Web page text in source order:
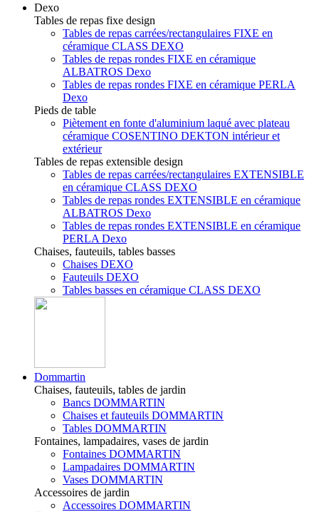
Dexo
Tables de repas fixe design
Tables de repas carrées/rectangulaires FIXE en
céramique CLASS DEXO
Tables de repas rondes FIXE en céramique
ALBATROS Dexo
Tables de repas rondes FIXE en céramique PERLA
Dexo
Pieds de table
Piètement en fonte d'aluminium laqué avec plateau
céramique COSENTINO DEKTON intérieur et
extérieur
Tables de repas extensible design
Tables de repas carrées/rectangulaires EXTENSIBLE
en céramique CLASS DEXO
Tables de repas rondes EXTENSIBLE en céramique
ALBATROS Dexo
Tables de repas rondes EXTENSIBLE en céramique
PERLA Dexo
Chaises, fauteuils, tables basses
Chaises DEXO
Fauteuils DEXO
Tables basses en céramique CLASS DEXO
Dommartin
Chaises, fauteuils, tables de jardin
Bancs DOMMARTIN
Chaises et fauteuils DOMMARTIN
Tables DOMMARTIN
Fontaines, lampadaires, vases de jardin
Fontaines DOMMARTIN
Lampadaires DOMMARTIN
Vases DOMMARTIN
Accessoires de jardin
Accessoires DOMMARTIN